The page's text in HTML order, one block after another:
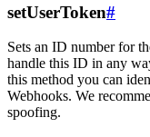
setUserToken#
Sets an ID number for
handle this ID in any
this method you can
Webhooks. We
spoofing.